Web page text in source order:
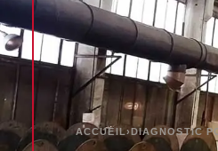
ACCUEIL›DIAGNOSTIC